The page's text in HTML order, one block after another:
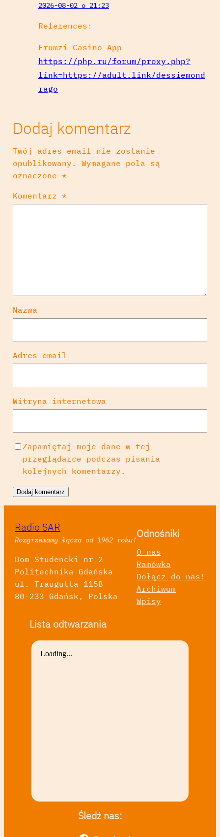
2026-08-02 o 21:23
References:
Frumzi Casino App
https://php.ru/forum/proxy.php?
link=https://adult.link/dessiemond
rago
Dodaj komentarz
Twój adres email nie zostanie
opublikowany.
Wymagane pola są
oznaczone *
Komentarz *
Nazwa
Adres email
Witryna internetowa
Zapamiętaj moje dane w tej
przeglądarce podczas pisania
kolejnych komentarzy.
Radio SAR
Rozgrzewamy łącza od 1962 roku!
Dom Studencki nr 2
Politechnika Gdańska
ul. Traugutta 115B
80-233 Gdańsk, Polska
Odnośniki
O nas
Ramówka
Dołącz do nas!
Archiwum
Wpisy
Lista odtwarzania
Śledź nas: